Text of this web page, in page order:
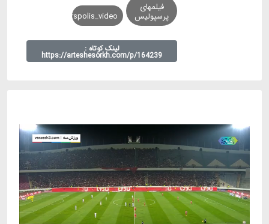
فیلمهای
پرسپولیس perspolis_video
لینک کوتاه :
https://arteshesorkh.com/p/164239